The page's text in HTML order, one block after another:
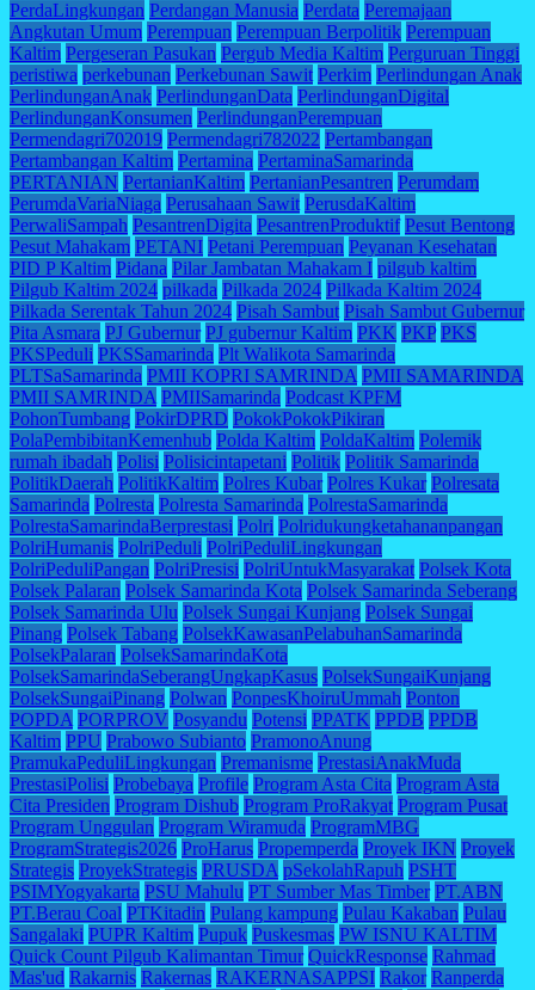
PerdaLingkungan Perdangan Manusia Perdata Peremajaan
Angkutan Umum Perempuan Perempuan Berpolitik Perempuan
Kaltim Pergeseran Pasukan Pergub Media Kaltim Perguruan Tinggi
peristiwa perkebunan Perkebunan Sawit Perkim Perlindungan Anak
PerlindunganAnak PerlindunganData PerlindunganDigital
PerlindunganKonsumen PerlindunganPerempuan
Permendagri702019 Permendagri782022 Pertambangan
Pertambangan Kaltim Pertamina PertaminaSamarinda
PERTANIAN PertanianKaltim PertanianPesantren Perumdam
PerumdaVariaNiaga Perusahaan Sawit PerusdaKaltim
PerwaliSampah PesantrenDigita PesantrenProduktif Pesut Bentong
Pesut Mahakam PETANI Petani Perempuan Peyanan Kesehatan
PID P Kaltim Pidana Pilar Jambatan Mahakam I pilgub kaltim
Pilgub Kaltim 2024 pilkada Pilkada 2024 Pilkada Kaltim 2024
Pilkada Serentak Tahun 2024 Pisah Sambut Pisah Sambut Gubernur
Pita Asmara PJ Gubernur PJ gubernur Kaltim PKK PKP PKS
PKSPeduli PKSSamarinda Plt Walikota Samarinda
PLTSaSamarinda PMII KOPRI SAMRINDA PMII SAMARINDA
PMII SAMRINDA PMIISamarinda Podcast KPFM
PohonTumbang PokirDPRD PokokPokokPikiran
PolaPembibitanKemenhub Polda Kaltim PoldaKaltim Polemik
rumah ibadah Polisi Polisicintapetani Politik Politik Samarinda
PolitikDaerah PolitikKaltim Polres Kubar Polres Kukar Polresata
Samarinda Polresta Polresta Samarinda PolrestaSamarinda
PolrestaSamarindaBerprestasi Polri Polridukungketahananpangan
PolriHumanis PolriPeduli PolriPeduliLingkungan
PolriPeduliPangan PolriPresisi PolriUntukMasyarakat Polsek Kota
Polsek Palaran Polsek Samarinda Kota Polsek Samarinda Seberang
Polsek Samarinda Ulu Polsek Sungai Kunjang Polsek Sungai
Pinang Polsek Tabang PolsekKawasanPelabuhanSamarinda
PolsekPalaran PolsekSamarindaKota
PolsekSamarindaSeberangUngkapKasus PolsekSungaiKunjang
PolsekSungaiPinang Polwan PonpesKhoiruUmmah Ponton
POPDA PORPROV Posyandu Potensi PPATK PPDB PPDB
Kaltim PPU Prabowo Subianto PramonoAnung
PramukaPeduliLingkungan Premanisme PrestasiAnakMuda
PrestasiPolisi Probebaya Profile Program Asta Cita Program Asta
Cita Presiden Program Dishub Program ProRakyat Program Pusat
Program Unggulan Program Wiramuda ProgramMBG
ProgramStrategis2026 ProHarus Propemperda Proyek IKN Proyek
Strategis ProyekStrategis PRUSDA pSekolahRapuh PSHT
PSIMYogyakarta PSU Mahulu PT Sumber Mas Timber PT.ABN
PT.Berau Coal PTKitadin Pulang kampung Pulau Kakaban Pulau
Sangalaki PUPR Kaltim Pupuk Puskesmas PW ISNU KALTIM
Quick Count Pilgub Kalimantan Timur QuickResponse Rahmad
Mas'ud Rakarnis Rakernas RAKERNASAPPSI Rakor Ranperda